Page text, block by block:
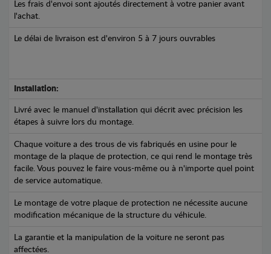
Les frais d'envoi sont ajoutés directement à votre panier avant
l'achat.
Le délai de livraison est d'environ 5 à 7 jours ouvrables
Installation:
Livré avec le manuel d'installation qui décrit avec précision les
étapes à suivre lors du montage.
Chaque voiture a des trous de vis fabriqués en usine pour le
montage de la plaque de protection, ce qui rend le montage très
facile. Vous pouvez le faire vous-même ou à n'importe quel point
de service automatique.
Le montage de votre plaque de protection ne nécessite aucune
modification mécanique de la structure du véhicule.
La garantie et la manipulation de la voiture ne seront pas
affectées.